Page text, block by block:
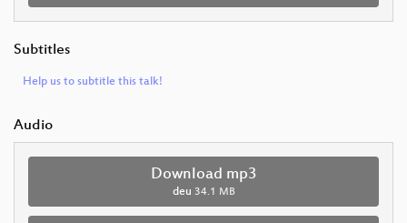
Subtitles
Help us to subtitle this talk!
Audio
Download mp3
deu 34.1 MB